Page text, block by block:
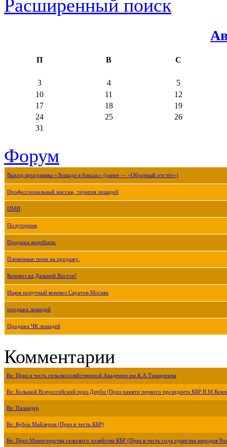
Расширенный поиск
П В С
3 4
5
10
11
12
17
18
19
24
25
26
31
Форум
Выход программы «Лошади в боксах» (ранее — «Обратный отсчёт»)
Профессиональный массаж, терапия лошадей
ЦМИ
Полуторник
Продажа жеребцов.
Племенные пони на продажу.
Коневоз на Дальний Восток!
Ищем попутный коневоз Саратов-Москва
продажа лошадей
Продажа ЧК лошадей
Комментарии
Re: Приз в честь сельскохозяйственной Академии им.К.А.Тимирязева
Re: Большой Всероссийский приз Дерби (Приз памяти первого президента КБР
Re: Паландер
Re: Кубок Майлеров (Приз в честь КБР)
Re: Приз Министерства сельского хозяйства КБР (Приз в честь года единства народов